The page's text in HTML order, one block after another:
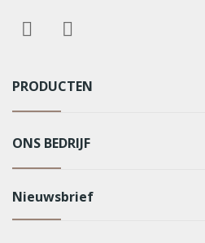
PRODUCTEN
ONS BEDRIJF
Nieuwsbrief